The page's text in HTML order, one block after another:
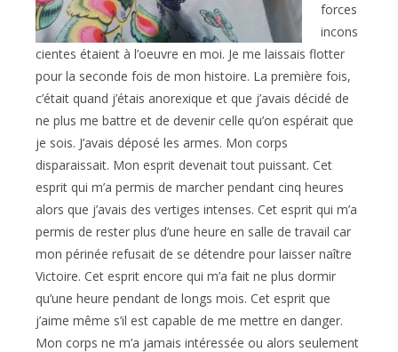
forces
incons
cientes étaient à l’oeuvre en moi. Je me laissais flotter
pour la seconde fois de mon histoire. La première fois,
c’était quand j’étais anorexique et que j’avais décidé de
ne plus me battre et de devenir celle qu’on espérait que
je sois. J’avais déposé les armes. Mon corps
disparaissait. Mon esprit devenait tout puissant. Cet
esprit qui m’a permis de marcher pendant cinq heures
alors que j’avais des vertiges intenses. Cet esprit qui m’a
permis de rester plus d’une heure en salle de travail car
mon périnée refusait de se détendre pour laisser naître
Victoire. Cet esprit encore qui m’a fait ne plus dormir
qu’une heure pendant de longs mois. Cet esprit que
j’aime même s’il est capable de me mettre en danger.
Mon corps ne m’a jamais intéressée ou alors seulement